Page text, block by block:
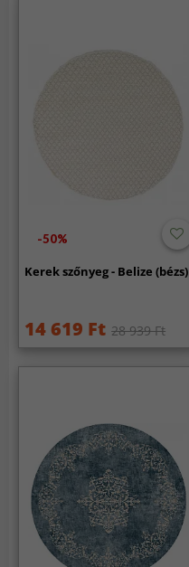
-50%
Kerek szőnyeg - Belize (bézs)
14 619 Ft 28 939 Ft